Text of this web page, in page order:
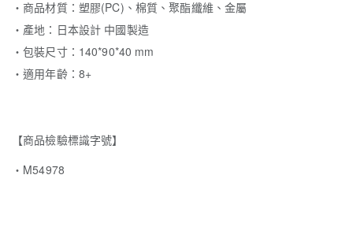
‧商品材質：塑膠(PC)、棉質、聚酯纖維、金屬
‧產地：日本設計 中國製造
‧包裝尺寸：140*90*40 mm
‧適用年齡：8+
【商品檢驗標識字號】
・M54978